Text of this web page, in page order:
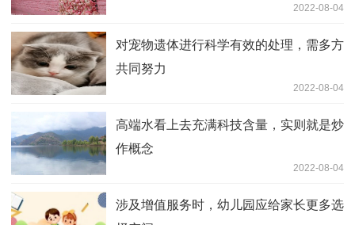
2022-08-04
对宠物遗体进行科学有效的处理，需多方
共同努力
2022-08-04
高端水看上去充满科技含量，实则就是炒
作概念
2022-08-04
涉及增值服务时，幼儿园应给家长更多选